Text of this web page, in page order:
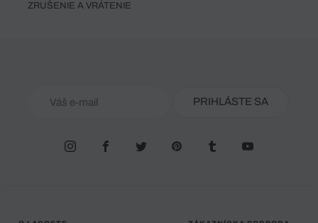
ZRUŠENIE A VRÁTENIE
PRIHLÁSTE SA